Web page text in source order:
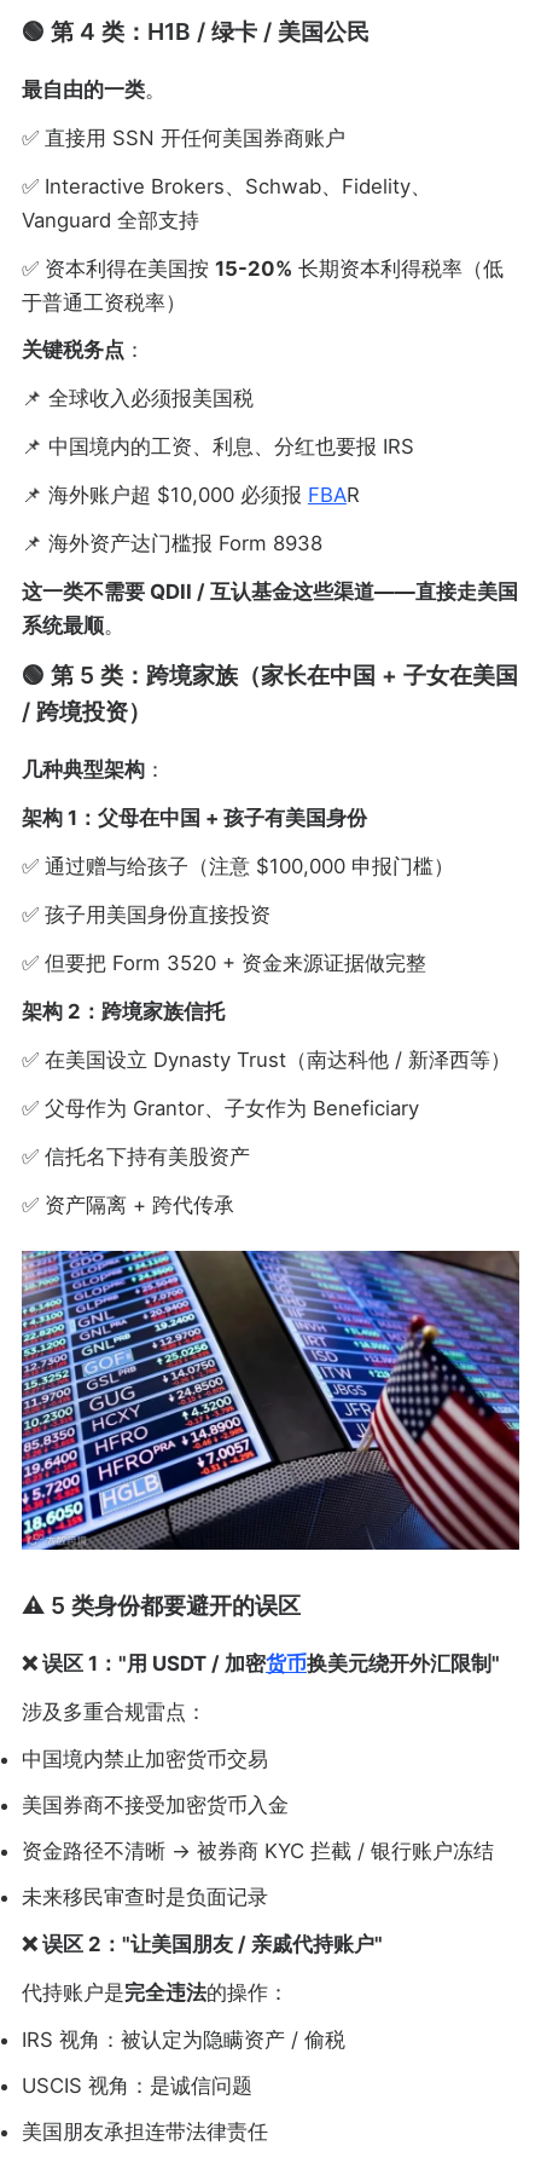
🟢 第 4 类：H1B / 绿卡 / 美国公民
最自由的一类。
✅ 直接用 SSN 开任何美国券商账户
✅ Interactive Brokers、Schwab、Fidelity、
Vanguard 全部支持
✅ 资本利得在美国按 15-20% 长期资本利得税率（低
于普通工资税率）
关键税务点 ：
📌 全球收入必须报美国税
📌 中国境内的工资、利息、分红也要报 IRS
📌 海外账户超 $10,000 必须报 FBAR
📌 海外资产达门槛报 Form 8938
这一类不需要 QDII / 互认基金这些渠道——直接走美国
系统最顺。
🟢 第 5 类：跨境家族（家长在中国 + 子女在美国
/ 跨境投资）
几种典型架构：
架构 1：父母在中国 + 孩子有美国身份
✅ 通过赠与给孩子（注意 $100,000 申报门槛）
✅ 孩子用美国身份直接投资
✅ 但要把 Form 3520 + 资金来源证据做完整
架构 2：跨境家族信托
✅ 在美国设立 Dynasty Trust（南达科他 / 新泽西等）
✅ 父母作为 Grantor、子女作为 Beneficiary
✅ 信托名下持有美股资产
✅ 资产隔离 + 跨代传承
⚠️ 5 类身份都要避开的误区
❌ 误区 1："用 USDT / 加密货币换美元绕开外汇限制"
涉及多重合规雷点：
中国境内禁止加密货币交易
美国券商不接受加密货币入金
资金路径不清晰 → 被券商 KYC 拦截 / 银行账户冻结
未来移民审查时是负面记录
❌ 误区 2："让美国朋友 / 亲戚代持账户"
代持账户是完全违法的操作：
IRS 视角：被认定为隐瞒资产 / 偷税
USCIS 视角：是诚信问题
美国朋友承担连带法律责任